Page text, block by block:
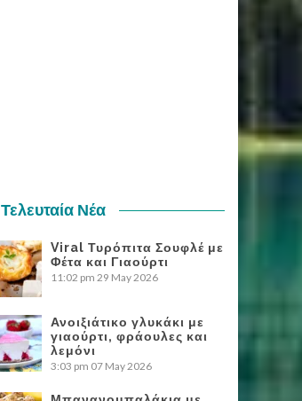
Τελευταία Νέα
Viral Τυρόπιτα Σουφλέ με
Φέτα και Γιαούρτι
11:02 pm 29 May 2026
Ανοιξιάτικο γλυκάκι με
γιαούρτι, φράουλες και
λεμόνι
3:03 pm 07 May 2026